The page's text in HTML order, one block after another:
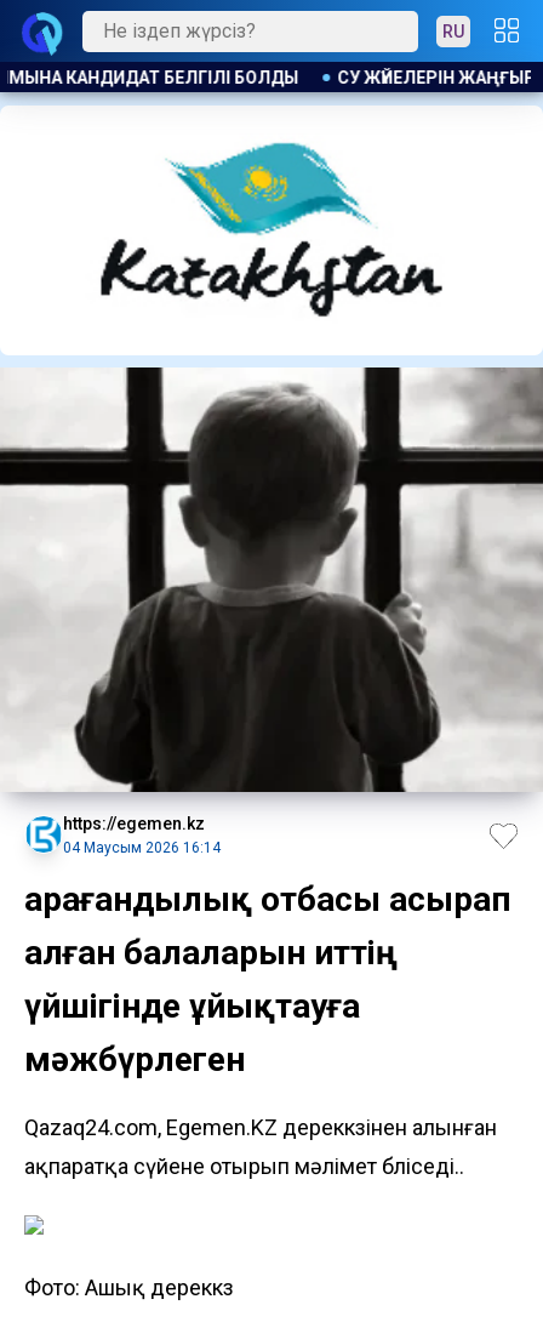
RU
ЖАҢҒЫРТУҒА 1,4 МЛРД ТЕҢГЕ БӨЛІНДІ ПОЛЬША
https://egemen.kz
04 Маусым 2026 16:14
Қарағандылық отбасы асырап
алған балаларын иттің
үйшігінде ұйықтауға
мәжбүрлеген
Qazaq24.com, Egemen.KZ дереккөзінен алынған
ақпаратқа сүйене отырып мәлімет бөліседі..
Фото: Ашық дереккөз